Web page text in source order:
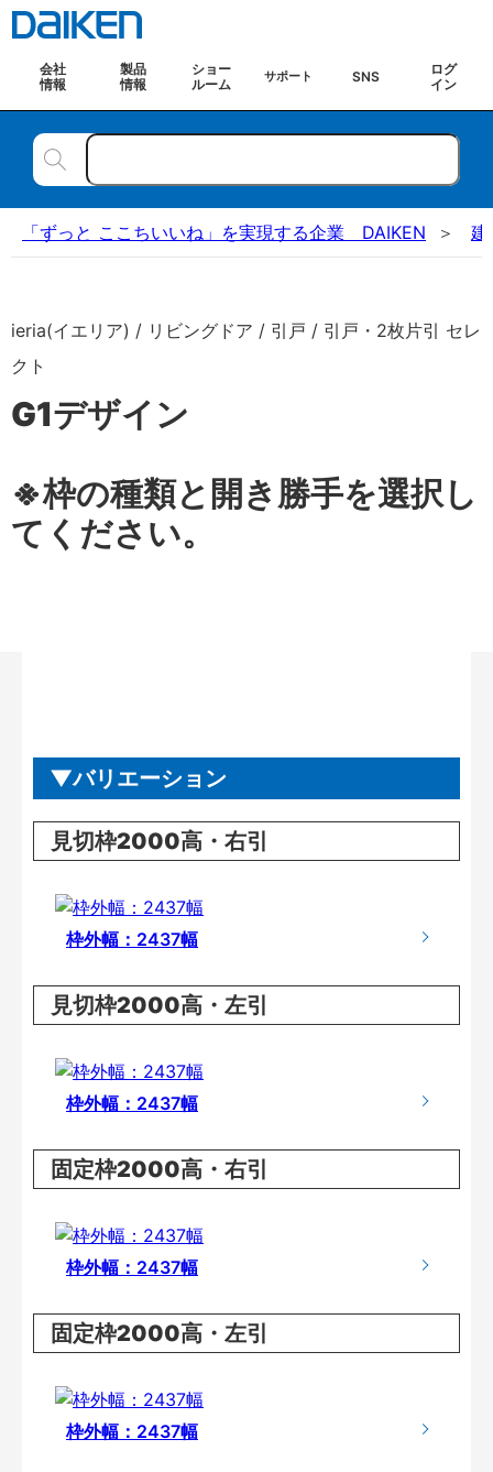
会社
情報
製品
情報
ショー
ルーム
サポート SNS
ログ
イン
「ずっと ここちいいね」を実現する企業 DAIKEN 建
ieria(イエリア) / リビングドア / 引戸 / 引戸・2枚片引 セレ
クト
G1デザイン
※枠の種類と開き勝手を選択し
てください。
バリエーション
見切枠2000高・右引
枠外幅：2437幅
見切枠2000高・左引
枠外幅：2437幅
固定枠2000高・右引
枠外幅：2437幅
固定枠2000高・左引
枠外幅：2437幅